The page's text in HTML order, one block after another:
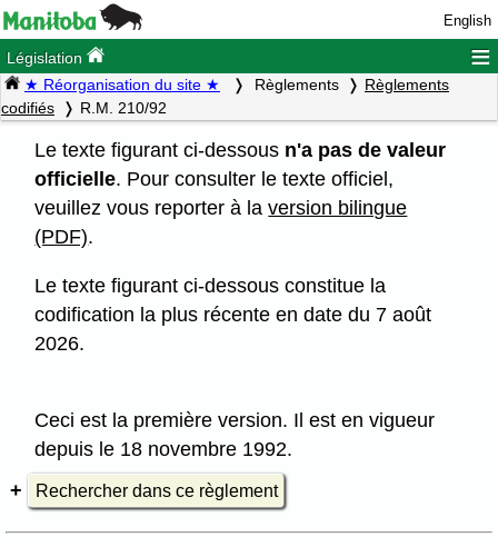
English
Législation ≡
★ Réorganisation du site ★ Règlements
Règlements
codifiés
R.M. 210/92
Le texte figurant ci-dessous n'a pas de valeur
officielle. Pour consulter le texte officiel,
veuillez vous reporter à laversion bilingue
(PDF).
Le texte figurant ci-dessous constitue la
codification la plus récente en date du 7 août
2026.
Ceci est la première version. Il est en vigueur
depuis le 18 novembre 1992.
Rechercher dans ce règlement